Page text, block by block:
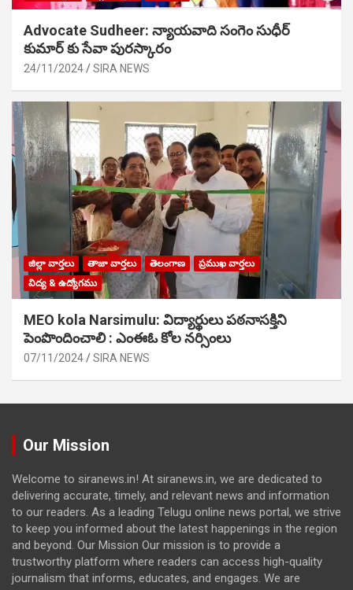
Advocate Sudheer: న్యాయవాది సంగెం సుధీర్
కుమార్ కు సేవా పురస్కారం
24/11/2024 SIRA NEWS
జిల్లా వార్తలు తాజా వార్తలు తెలంగాణ
ప్రముఖ వార్తలు
విద్య & ఉద్యోగము
MEO kola Narsimulu: విద్యార్థులు పఠ‌నాసక్తిని
పెంపొందించాలి : ఎంఈఓ కోల నర్సింలు
07/11/2024 SIRA NEWS
Our Mission
Welcome to siranews.in! At siranews.in, we are dedicated to
delivering accurate, timely, and relevant news and information
to our readers. As a leading Telugu online news portal, we strive
to keep you informed about the latest happenings in the region
and beyond. Our Mission Our mission is to provide a
trustworthy platform where readers can access high-quality
journalism that informs, educates, and engages. We are